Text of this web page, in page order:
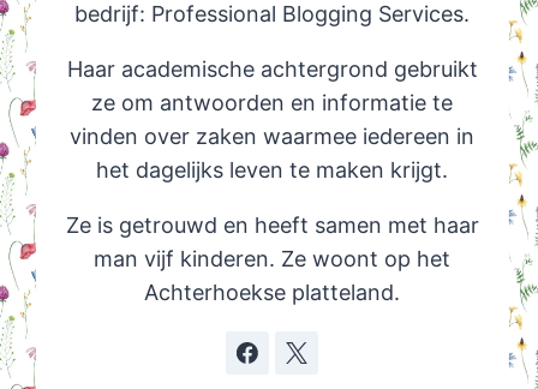
bedrijf: Professional Blogging Services.
Haar academische achtergrond gebruikt
ze om antwoorden en informatie te
vinden over zaken waarmee iedereen in
het dagelijks leven te maken krijgt.
Ze is getrouwd en heeft samen met haar
man vijf kinderen. Ze woont op het
Achterhoekse platteland.